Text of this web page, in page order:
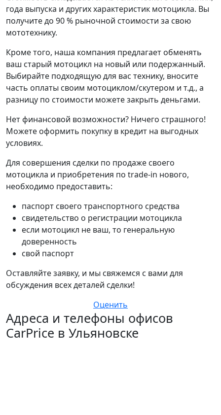
года выпуска и других характеристик мотоцикла. Вы
получите до 90 % рыночной стоимости за свою
мототехнику.
Кроме того, наша компания предлагает обменять
ваш старый мотоцикл на новый или подержанный.
Выбирайте подходящую для вас технику, вносите
часть оплаты своим мотоциклом/скутером и т.д., а
разницу по стоимости можете закрыть деньгами.
Нет финансовой возможности? Ничего страшного!
Можете оформить покупку в кредит на выгодных
условиях.
Для совершения сделки по продаже своего
мотоцикла и приобретения по trade-in нового,
необходимо предоставить:
паспорт своего транспортного средства
свидетельство о регистрации мотоцикла
если мотоцикл не ваш, то генеральную
доверенность
свой паспорт
Оставляйте заявку, и мы свяжемся с вами для
обсуждения всех деталей сделки!
Оценить
Адреса и телефоны офисов
CarPrice в Ульяновске